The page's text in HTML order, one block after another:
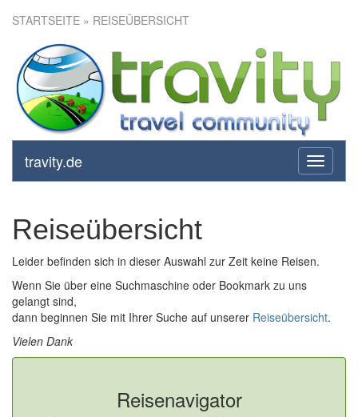
STARTSEITE » REISEÜBERSICHT
toggle
travity.de
Reiseübersicht
Leider befinden sich in dieser Auswahl zur Zeit keine Reisen.
Wenn Sie über eine Suchmaschine oder Bookmark zu uns
gelangt sind,
dann beginnen Sie mit Ihrer Suche auf unserer Reiseübersicht.
Vielen Dank
Reisenavigator